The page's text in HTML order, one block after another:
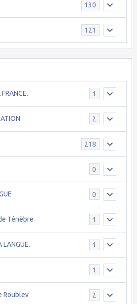
130
121
FRANCE. 1
2
218
0
0
Ténèbre 1
LANGUE. 1
1
Roublev 2